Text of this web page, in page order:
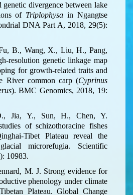
divergence between lake
of Triplophysa in Ngangtse
DNA Part A, 2018, 29(5):
B., Wang, X., Liu, H., Pang,
resolution genetic linkage map
for growth-related traits and
River common carp (Cyprinus
). BMC Genomics, 2018, 19:
Jia, Y., Sun, H., Chen, Y.
of schizothoracine fishes
Tibet Plateau reveal the
microrefugia. Scientific
10983.
M. J. Strong evidence for
phenology under climate
Plateau. Global Change